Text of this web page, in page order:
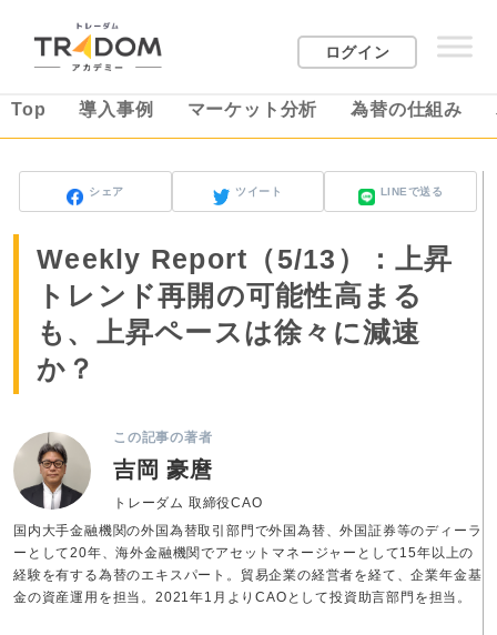
ログイン
Top 導入事例 マーケット分析 為替の仕組み
シェア ツイート LINEで送る
Weekly Report（5/13）：上昇
トレンド再開の可能性高まる
も、上昇ペースは徐々に減速
か？
この記事の著者
吉岡 豪麿
トレーダム 取締役CAO
国内大手金融機関の外国為替取引部門で外国為替、外国証券等のディーラ
ーとして20年、海外金融機関でアセットマネージャーとして15年以上の
経験を有する為替のエキスパート。貿易企業の経営者を経て、企業年金基
金の資産運用を担当。2021年1月よりCAOとして投資助言部門を担当。